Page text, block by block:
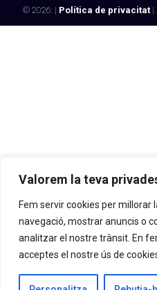
Valorem la teva
Fem servir cookies per millorar
navegació, mostrar anuncis o
analitzar el nostre trànsit. En
acceptes el nostre ús de
© 2026: | Política de privacitat |